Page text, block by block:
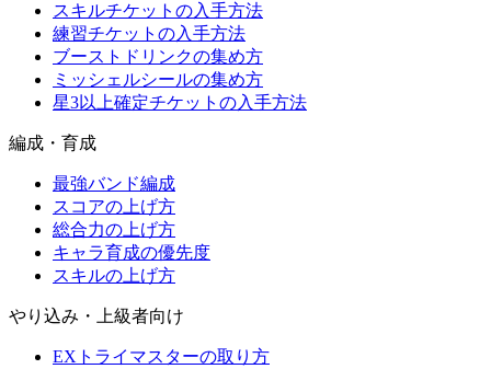
スキルチケットの入手方法
練習チケットの入手方法
ブーストドリンクの集め方
ミッシェルシールの集め方
星3以上確定チケットの入手方法
編成・育成
最強バンド編成
スコアの上げ方
総合力の上げ方
キャラ育成の優先度
スキルの上げ方
やり込み・上級者向け
EXトライマスターの取り方